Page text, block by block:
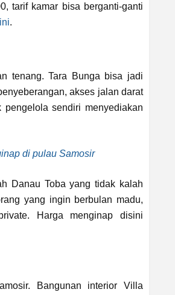
tarif kamar bisa berganti-ganti
.
tenang. Tara Bunga bisa jadi
akses jalan darat
sendiri menyediakan
di pulau Samosir
Danau Toba yang tidak kalah
yang ingin berbulan madu,
Harga menginap disini
Bangunan interior Villa